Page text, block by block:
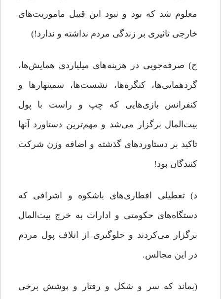
معلوم شد که بود و نبود این قبیل ماموریت‌های
خارجی تاثیری بر زندگی مردم نداشته و ندارد!)
ج) صرفه‌جویی در هزینه‌های میلیاردی همایش‌ها،
گردهمایی‌ها، کنگره‌ها، نشست‌ها، سمینهارها و
کنفرانس بازی‌هایی که چپ و راست با پول
بیت‌المال برگزار می‌شد و مهم‌ترین دستاورد آنها
تاکید بر دستاوردهای گذشته و اضافه وزن شرکت
کنندگان بود!
د) تعطیلی افطاری‌های باشکوه و اشرافی که
دستگاه‌های حکومتی و ادارات به خرج بیت‌المال
برگزار می‌کردند و جلوگیری از اتلاف پول مردم
در این مجالس.
(بماند که سر و شکل و رفتار و پوشش برخی